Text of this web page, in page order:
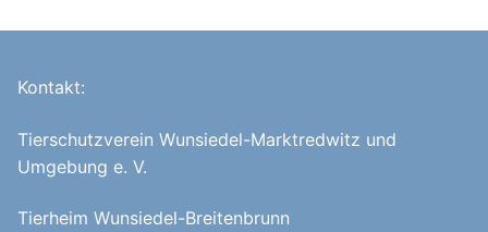
Kontakt:
Tierschutzverein Wunsiedel-Marktredwitz und
Umgebung e. V.
Tierheim Wunsiedel-Breitenbrunn